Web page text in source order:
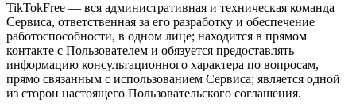
TikTokFree — вся административная и техническая команда
Сервиса, ответственная за его разработку и обеспечение
работоспособности, в одном лице; находится в прямом
контакте с Пользователем и обязуется предоставлять
информацию консультационного характера по вопросам,
прямо связанным с использованием Сервиса; является одной
из сторон настоящего Пользовательского соглашения.